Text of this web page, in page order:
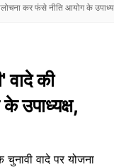
कर फंसे नीति आयोग के
वादे की
उपाध्यक्ष,
चुनावी वादे पर योजना